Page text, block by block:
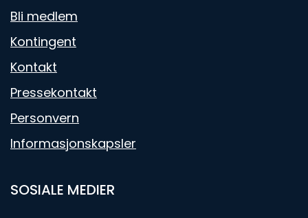
Bli medlem
Kontingent
Kontakt
Pressekontakt
Personvern
Informasjonskapsler
SOSIALE MEDIER